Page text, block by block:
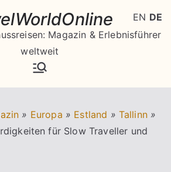
Magazin & Erlebnisführer
weltweit
» Europa » Estland » Tallinn »
für Slow Traveller und
EN DE